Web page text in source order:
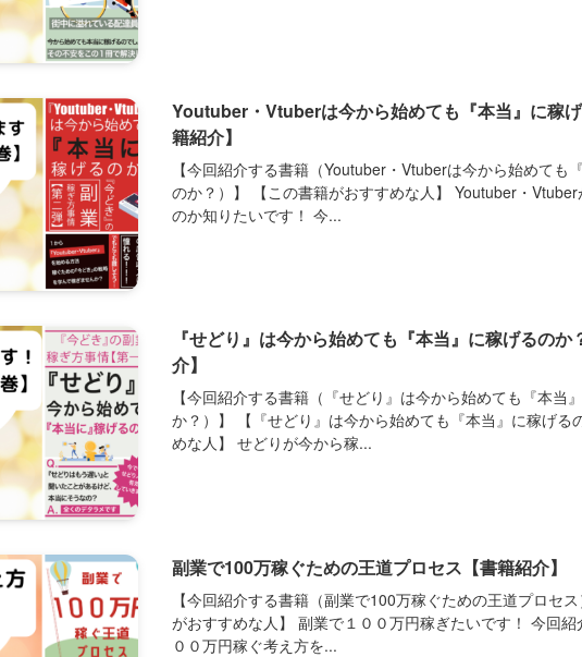
Youtuber・Vtuberは今から始めても『本当』に稼
籍紹介】
【今回紹介する書籍（Youtuber・Vtuberは今から始めても
のか？）】 【この書籍がおすすめな人】 Youtuber・Vtuber
のか知りたいです！ 今...
『せどり』は今から始めても『本当』に稼げるのか
介】
【今回紹介する書籍（『せどり』は今から始めても『本当
か？）】 【『せどり』は今から始めても『本当』に稼げる
めな人】 せどりが今から稼...
副業で100万稼ぐための王道プロセス【書籍紹介】
【今回紹介する書籍（副業で100万稼ぐための王道プロセ
がおすすめな人】 副業で１００万円稼ぎたいです！ 今回紹
００万円稼ぐ考え方を...